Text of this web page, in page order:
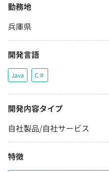
勤務地
兵庫県
開発言語
Java C＃
開発内容タイプ
自社製品/自社サービス
特徴